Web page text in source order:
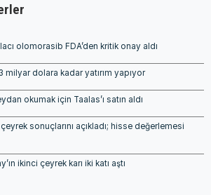
olomorasib FDA’den kritik onay aldı
milyar dolara kadar yatırım yapıyor
okumak için Taalas’ı satın aldı
sonuçlarını açıkladı; hisse değerlemesi
ikinci çeyrek karı iki katı aştı